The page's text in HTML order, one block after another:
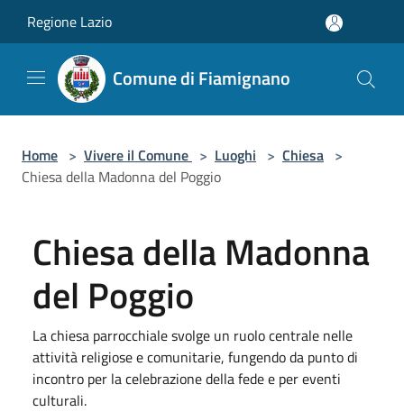
Regione Lazio
Comune di Fiamignano
Home > Vivere il Comune > Luoghi > Chiesa >
Chiesa della Madonna del Poggio
Chiesa della Madonna
del Poggio
La chiesa parrocchiale svolge un ruolo centrale nelle
attività religiose e comunitarie, fungendo da punto di
incontro per la celebrazione della fede e per eventi
culturali.